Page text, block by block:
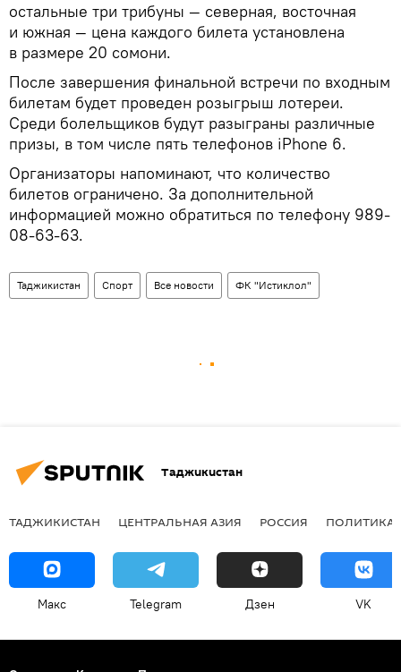
остальные три трибуны — северная, восточная
и южная — цена каждого билета установлена
в размере 20 сомони.
После завершения финальной встречи по входным
билетам будет проведен розыгрыш лотереи.
Среди болельщиков будут разыграны различные
призы, в том числе пять телефонов iPhone 6.
Организаторы напоминают, что количество
билетов ограничено. За дополнительной
информацией можно обратиться по телефону 989-
08-63-63.
Таджикистан Спорт Все новости ФК "Истиклол"
Таджикистан
ТАДЖИКИСТАН ЦЕНТРАЛЬНАЯ АЗИЯ РОССИЯ ПОЛИТИКА
Макс Telegram Дзен VK